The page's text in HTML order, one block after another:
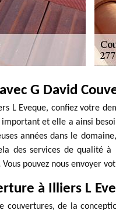
G David
L Eveque, confiez votre
et elle a ainsi
années dans le
des services de qualité
pouvez nous envoyer
à Illiers L
couvertures, de la